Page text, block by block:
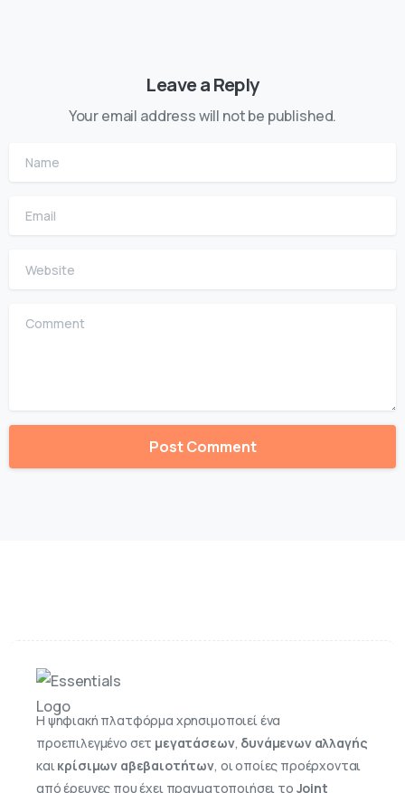
Leave a Reply
Your email address will not be published.
Name
Email
Website
Comment
Η ψηφιακή πλατφόρμα χρησιμοποιεί ένα
προεπιλεγμένο σετ μεγατάσεων, δυνάμενων αλλαγής
και κρίσιμων αβεβαιοτήτων, οι οποίες προέρχονται
από έρευνες που έχει πραγματοποιήσει το Joint